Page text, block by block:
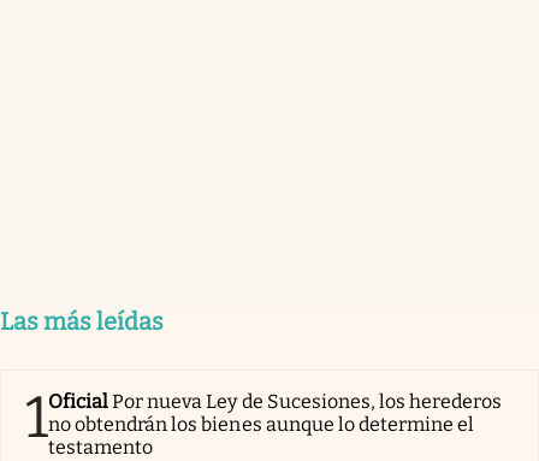
Las más leídas
1OficialPor nueva Ley de Sucesiones, los herederos
no obtendrán los bienes aunque lo determine el
testamento